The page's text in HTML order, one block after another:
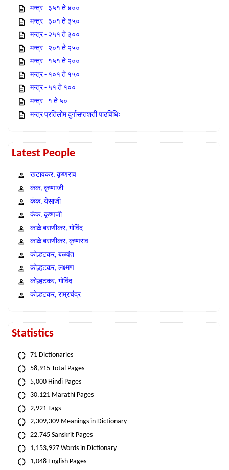
मन्त्र - ३५१ ते ४००
मन्त्र - ३०१ ते ३५०
मन्त्र - २५१ ते ३००
मन्त्र - २०१ ते २५०
मन्त्र - १५१ ते २००
मन्त्र - १०१ ते १५०
मन्त्र - ५१ ते १००
मन्त्र - १ ते ५०
मन्त्र प्रतिलोम दुर्गासप्तशती पाठविधिः
Latest People
खटावकर, कृष्णराव
कंक, कृष्णाजी
कंक, येसाजी
कंक, कृष्णजी
काळे बसणीकर, गोविंद
काळे बसणीकर, कृष्णराव
कोल्हटकर, बळवंत
कोल्हटकर, लक्ष्मण
कोल्हटकर, गोविंद
कोल्हटकर, राम्रचंद्र
Statistics
71 Dictionaries
58,915 Total Pages
5,000 Hindi Pages
30,121 Marathi Pages
2,921 Tags
2,309,309 Meanings in Dictionary
22,745 Sanskrit Pages
1,153,927 Words in Dictionary
1,048 English Pages